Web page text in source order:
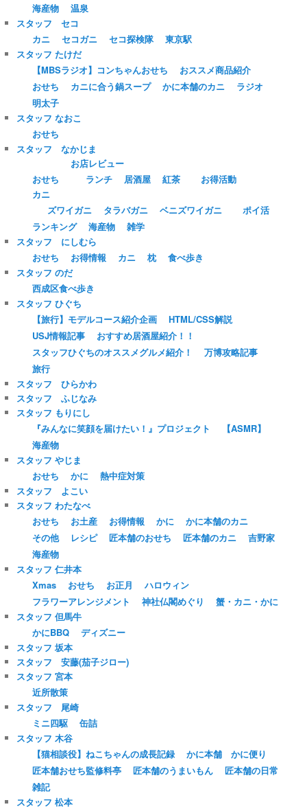
海産物
温泉
スタッフ セコ
カニ
セコガニ セコ探検隊
東京駅
スタッフ たけだ
【MBSラジオ】コンちゃんおせち
おススメ商品紹介
おせち
カニに合う鍋スープ かに本舗のカニ
ラジオ
明太子
スタッフ なおこ
おせち
スタッフ なかじま
おせち
お店レビュー
ランチ
居酒屋 紅茶
お得活動
カニ
ズワイガニ
タラバガニ ベニズワイガニ
ポイ活
ランキング
海産物
雑学
スタッフ にしむら
おせち
お得情報 カニ 枕
食べ歩き
スタッフ のだ
西成区食べ歩き
スタッフ ひぐち
【旅行】モデルコース紹介企画
HTML/CSS解説
USJ情報記事
おすすめ居酒屋紹介！！
スタッフひぐちのオススメグルメ紹介！
万博攻略記事
旅行
スタッフ ひらかわ
スタッフ ふじなみ
スタッフ もりにし
『みんなに笑顔を届けたい！』プロジェクト
【ASMR】
海産物
スタッフ やじま
おせち
かに
熱中症対策
スタッフ よこい
スタッフ わたなべ
おせち
お土産 お得情報 かに
かに本舗のカニ
その他
レシピ 匠本舗のおせち 匠本舗のカニ
吉野家
海産物
スタッフ 仁井本
Xmas
おせち お正月
ハロウィン
フラワーアレンジメント
神社仏閣めぐり
蟹・カニ・かに
スタッフ 但馬牛
かにBBQ
ディズニー
スタッフ 坂本
スタッフ 安藤(茄子ジロー)
スタッフ 宮本
近所散策
スタッフ 尾崎
ミニ四駆
缶詰
スタッフ 木谷
【猫相談役】ねこちゃんの成長記録
かに本舗 かに便り
匠本舗おせち監修料亭
匠本舗のうまいもん
匠本舗の日常
雑記
スタッフ 松本